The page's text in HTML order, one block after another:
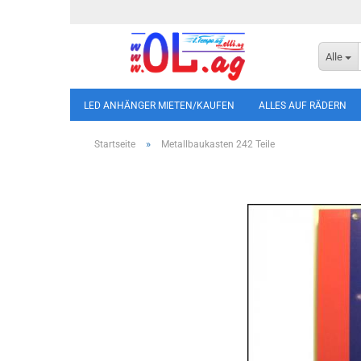
Alle
LED ANHÄNGER MIETEN/KAUFEN ALLES AUF RÄDERN
Startseite » Metallbaukasten 242 Teile